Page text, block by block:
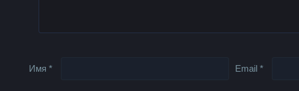
Имя* Email*